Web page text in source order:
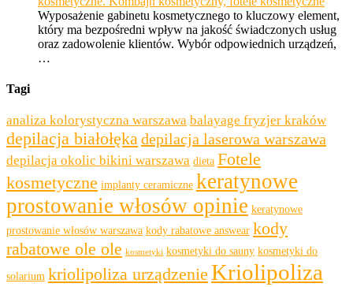
Wyposażenie gabinetu kosmetycznego to kluczowy element,
który ma bezpośredni wpływ na jakość świadczonych usług
oraz zadowolenie klientów. Wybór odpowiednich urządzeń,
…
Tagi
analiza kolorystyczna warszawa balayage fryzjer kraków
depilacja białołękadepilacja laserowa warszawa
depilacja okolic bikini warszawa dieta Fotele
kosmetyczne implanty ceramiczne keratynowe
prostowanie włosów opinie keratynowe
prostowanie włosów warszawa kody rabatowe answear kody
rabatowe ole ole kosmetyki kosmetyki do sauny kosmetyki do
solarium kriolipoliza urządzenie Kriolipoliza